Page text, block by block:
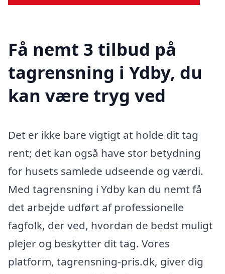
Få nemt 3 tilbud på
tagrensning i Ydby, du
kan være tryg ved
Det er ikke bare vigtigt at holde dit tag
rent; det kan også have stor betydning
for husets samlede udseende og værdi.
Med tagrensning i Ydby kan du nemt få
det arbejde udført af professionelle
fagfolk, der ved, hvordan de bedst muligt
plejer og beskytter dit tag. Vores
platform, tagrensning-pris.dk, giver dig